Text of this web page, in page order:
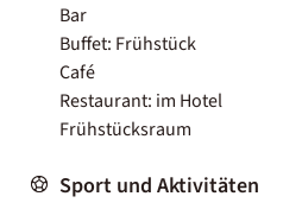
Bar
Buffet: Frühstück
Café
Restaurant: im Hotel
Frühstücksraum
Sport und Aktivitäten